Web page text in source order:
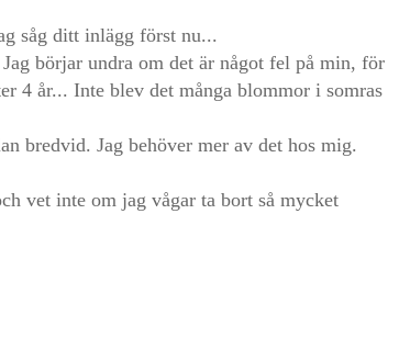
såg ditt inlägg först nu...
börjar undra om det är något fel på min, för
4 år... Inte blev det många blommor i somras
bredvid. Jag behöver mer av det hos mig.
vet inte om jag vågar ta bort så mycket